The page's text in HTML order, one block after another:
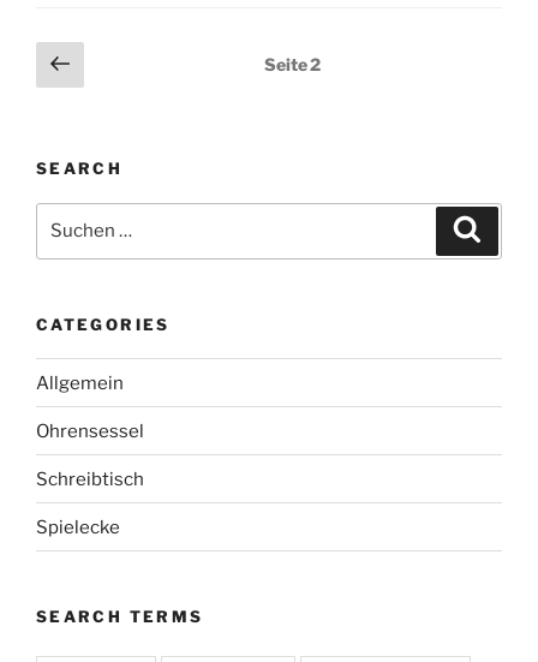
Seitennummerierung
der
Vorherige
Seite
Seite2
SEARCH
nach:
CATEGORIES
Allgemein
Ohrensessel
Schreibtisch
Spielecke
SEARCH TERMS